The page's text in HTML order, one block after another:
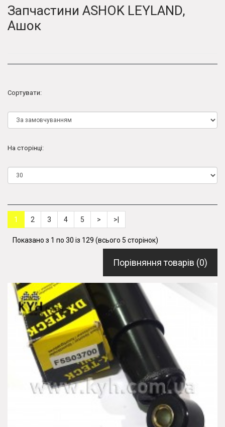
Запчастини ASHOK LEYLAND,
Ашок
Сортувати:
На сторінці:
1 2 3 4 5 > >|
Показано з 1 по 30 із 129 (всього 5 сторінок)
Порівняння товарів (0)